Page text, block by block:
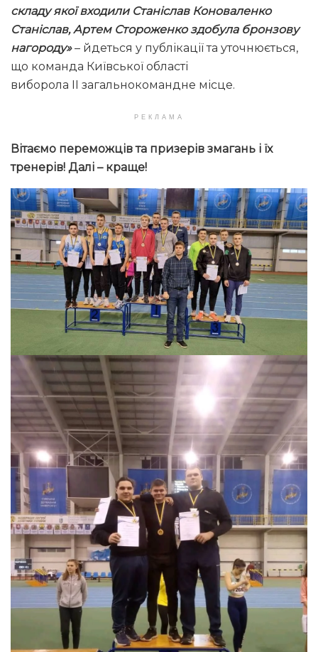
складу якої входили Станіслав Коноваленко
Станіслав, Артем Стороженко здобула бронзову
нагороду»– йдеться у публікації та уточнюється,
що команда Київської області
виборола ІІ загальнокомандне місце.
РЕКЛАМА
Вітаємо переможців та призерів змагань і їх
тренерів! Далі – краще!